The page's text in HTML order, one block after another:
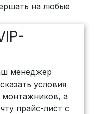
— от 3 до 10
— от 3
от500 рублей
подходит
на любые
менеджер
условия
монтажников, а
прайс-лист с